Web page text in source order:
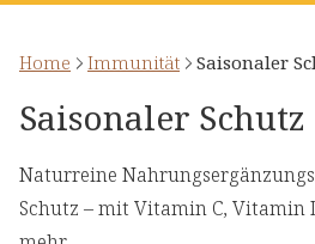
Home Immunität Saisonaler
Saisonaler Schutz
Naturreine
Schutz – mit Vitamin C, Vitamin